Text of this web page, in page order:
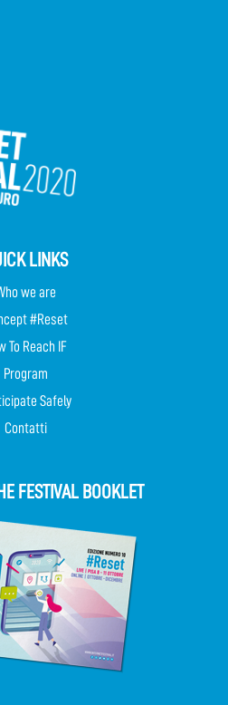
LINKS
we are
#Reset
To Reach IF
Program
Safely
Contatti
FESTIVAL BOOKLET